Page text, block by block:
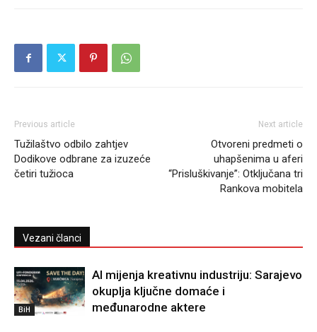
Previous article
Tužilaštvo odbilo zahtjev
Dodikove odbrane za izuzeće
četiri tužioca
Next article
Otvoreni predmeti o
uhapšenima u aferi
“Prisluškivanje”: Otključana tri
Rankova mobitela
Vezani članci
BiH
AI mijenja kreativnu industriju: Sarajevo
okuplja ključne domaće i
međunarodne aktere